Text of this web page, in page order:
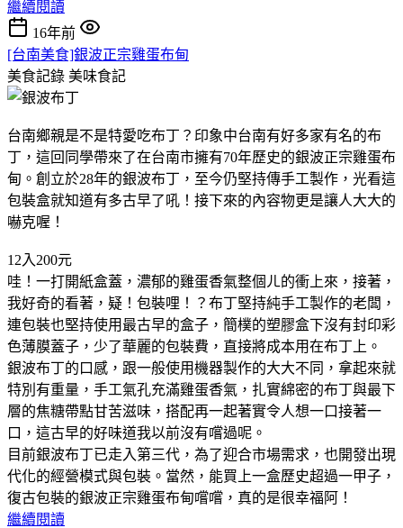
繼續閱讀
16年前
[台南美食]銀波正宗雞蛋布甸
美食記錄 美味食記
台南鄉親是不是特愛吃布丁？印象中台南有好多家有名的布
丁，這回同學帶來了在台南市擁有70年歷史的銀波正宗雞蛋布
甸。創立於28年的銀波布丁，至今仍堅持傳手工製作，光看這
包裝盒就知道有多古早了吼！接下來的內容物更是讓人大大的
嚇克喔！
12入200元
哇！一打開紙盒蓋，濃郁的雞蛋香氣整個ㄦ的衝上來，接著，
我好奇的看著，疑！包裝哩！？布丁堅持純手工製作的老闆，
連包裝也堅持使用最古早的盒子，簡樸的塑膠盒下沒有封印彩
色薄膜蓋子，少了華麗的包裝費，直接將成本用在布丁上。
銀波布丁的口感，跟一般使用機器製作的大大不同，拿起來就
特別有重量，手工氣孔充滿雞蛋香氣，扎實綿密的布丁與最下
層的焦糖帶點甘苦滋味，搭配再一起著實令人想一口接著一
口，這古早的好味道我以前沒有嚐過呢。
目前銀波布丁已走入第三代，為了迎合市場需求，也開發出現
代化的經營模式與包裝。當然，能買上一盒歷史超過一甲子，
復古包裝的銀波正宗雞蛋布甸嚐嚐，真的是很幸福阿！
繼續閱讀